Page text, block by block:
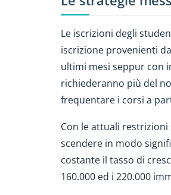
Le iscrizioni degli
iscrizione provenienti
ultimi mesi seppur con
richiederanno più del
frequentare i corsi a
Con le attuali
scendere in modo
costante il tasso di
160.000 ed i 220.000